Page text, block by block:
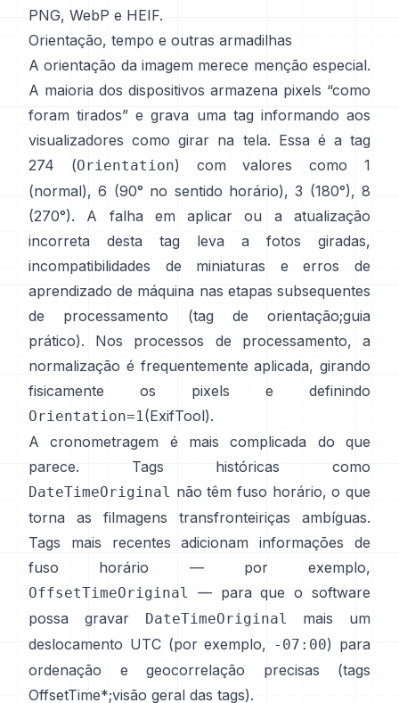
PNG, WebP e HEIF.
Orientação, tempo e outras armadilhas
A orientação da imagem merece menção especial.
A maioria dos dispositivos armazena pixels “como
foram tirados” e grava uma tag informando aos
visualizadores como girar na tela. Essa é a tag
274 (Orientation) com valores como 1
(normal), 6 (90° no sentido horário), 3 (180°), 8
(270°). A falha em aplicar ou a atualização
incorreta desta tag leva a fotos giradas,
incompatibilidades de miniaturas e erros de
aprendizado de máquina nas etapas subsequentes
de processamento (tag de orientação;guia
prático). Nos processos de processamento, a
normalização é frequentemente aplicada, girando
fisicamente os pixels e definindo
Orientation=1(ExifTool).
A cronometragem é mais complicada do que
parece. Tags históricas como
DateTimeOriginal não têm fuso horário, o que
torna as filmagens transfronteiriças ambíguas.
Tags mais recentes adicionam informações de
fuso horário — por exemplo,
OffsetTimeOriginal
— para que o software
possa gravar
DateTimeOriginal
mais um
deslocamento UTC (por exemplo, -07:00) para
ordenação e geocorrelação precisas (tags
OffsetTime*;visão geral das tags).